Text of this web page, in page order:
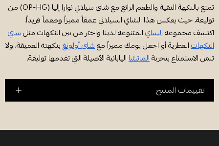
تمتع بالنكهة النقية والطعم الرائع مع شاي سيلاني نوارا إليا (OP-HG) من
توليفة، حيث يعكس هذا الشاي السيلاني عمقاً مميزاً وطعماً فريداً.
اكتشف مجموعةالشايالمتنوعة لدينا واختر من بين النكهات مثلشاي
النكهاتالعطرية أو اجعل يومك مميزاً معشاي أولونغبنكهته العميقة، ولا
تنسَ الاستمتاع بتجربةالماتشااليابانية الأصيلة التي تقدمها توليفة.
تقييمات المنتج